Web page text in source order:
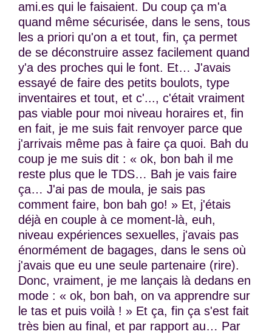
ami.es qui le faisaient. Du coup ça m'a
quand même sécurisée, dans le sens, tous
les a priori qu'on a et tout, fin, ça permet
de se déconstruire assez facilement quand
y'a des proches qui le font. Et… J'avais
essayé de faire des petits boulots, type
inventaires et tout, et c'..., c'était vraiment
pas viable pour moi niveau horaires et, fin
en fait, je me suis fait renvoyer parce que
j'arrivais même pas à faire ça quoi. Bah du
coup je me suis dit : « ok, bon bah il me
reste plus que le TDS… Bah je vais faire
ça… J'ai pas de moula, je sais pas
comment faire, bon bah go! » Et, j'étais
déjà en couple à ce moment-là, euh,
niveau expériences sexuelles, j'avais pas
énormément de bagages, dans le sens où
j'avais que eu une seule partenaire (rire).
Donc, vraiment, je me lançais là dedans en
mode : « ok, bon bah, on va apprendre sur
le tas et puis voilà ! » Et ça, fin ça s'est fait
très bien au final, et par rapport au… Par